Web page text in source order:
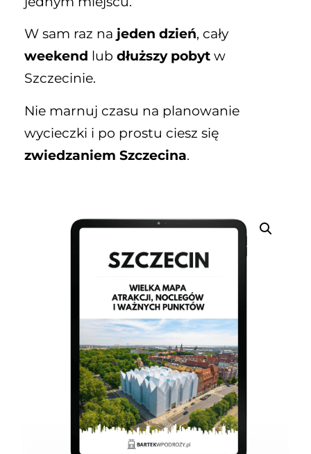
W sam raz na jeden dzień, cały
weekend lub dłuższy pobyt w
Szczecinie.
Nie marnuj czasu na planowanie
wycieczki i po prostu ciesz się
zwiedzaniem Szczecina.